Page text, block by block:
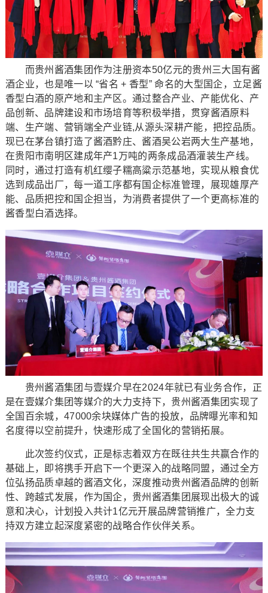
而贵州酱酒集团作为注册资本50亿元的贵州三大国有酱
酒企业，也是唯一以 “省名 + 香型” 命名的大型国企，立足酱
香型白酒的原产地和主产区。通过整合产业、产能优化、产
品创新、品牌建设和市场培育等积极举措，贯穿酱酒原料
端、生产端、营销端全产业链,从源头深耕产能，把控品质。
现已在茅台镇打造了酱酒黔庄、酱酒吴公岩两大生产基地，
在贵阳市南明区建成年产1万吨的两条成品酒灌装生产线。
同时，通过打造有机红缨子糯高粱示范基地，实现从粮食优
选到成品出厂，每一道工序都有国企标准管理，展现雄厚产
能、品质把控和国企担当，为消费者提供了一个更高标准的
酱香型白酒选择。
贵州酱酒集团与壹媒介早在2024年就已有业务合作，正
是在壹媒介集团等媒介的大力支持下，贵州酱酒集团实现了
全国百余城，47000余块媒体广告的投放，品牌曝光率和知
名度得以空前提升，快速形成了全国化的营销拓展。
此次签约仪式，正是标志着双方在既往共生共赢合作的
基础上，即将携手开启下一个更深入的战略同盟，通过全方
位弘扬品质卓越的酱酒文化，深度推动贵州酱酒品牌的创新
性、跨越式发展，作为国企，贵州酱酒集团展现出极大的诚
意和决心，计划投入共计1亿元开展品牌营销推广，全力支
持双方建立起深度紧密的战略合作伙伴关系。